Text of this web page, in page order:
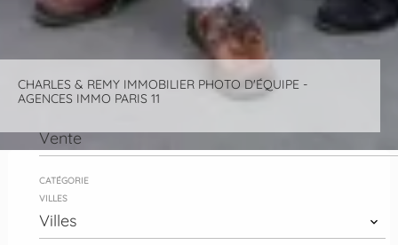
CHARLES & REMY IMMOBILIER PHOTO D'ÉQUIPE -
AGENCES IMMO PARIS 11
CATÉGORIE
Vente
VILLES
Villes